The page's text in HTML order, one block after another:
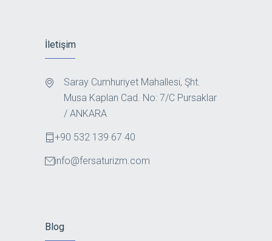
İletişim
Saray Cumhuriyet Mahallesi, Şht.
Musa Kaplan Cad. No: 7/C Pursaklar
/ ANKARA
+90 532 139 67 40
info@fersaturizm.com
Blog